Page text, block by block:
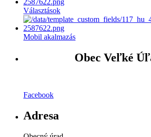
Választások
Mobil akalmazás
Obec Veľké
Facebook
Adresa